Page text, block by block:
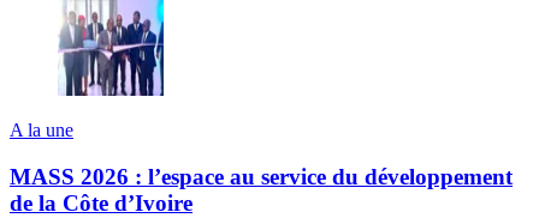
A la une
MASS 2026 : l’espace au service du développement
de la Côte d’Ivoire